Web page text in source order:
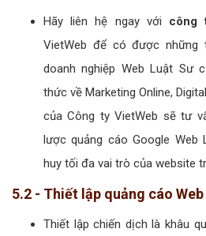
Hãy liên hệ ngay với công
VietWeb để có được
doanh nghiệp Web Luật Sư
thức về Marketing Online,
của Công ty VietWeb sẽ tư
lược quảng cáo Google
huy tối đa vai trò của website
5.2 - Thiết lập quảng cáo
Thiết lập chiến dịch là khâu